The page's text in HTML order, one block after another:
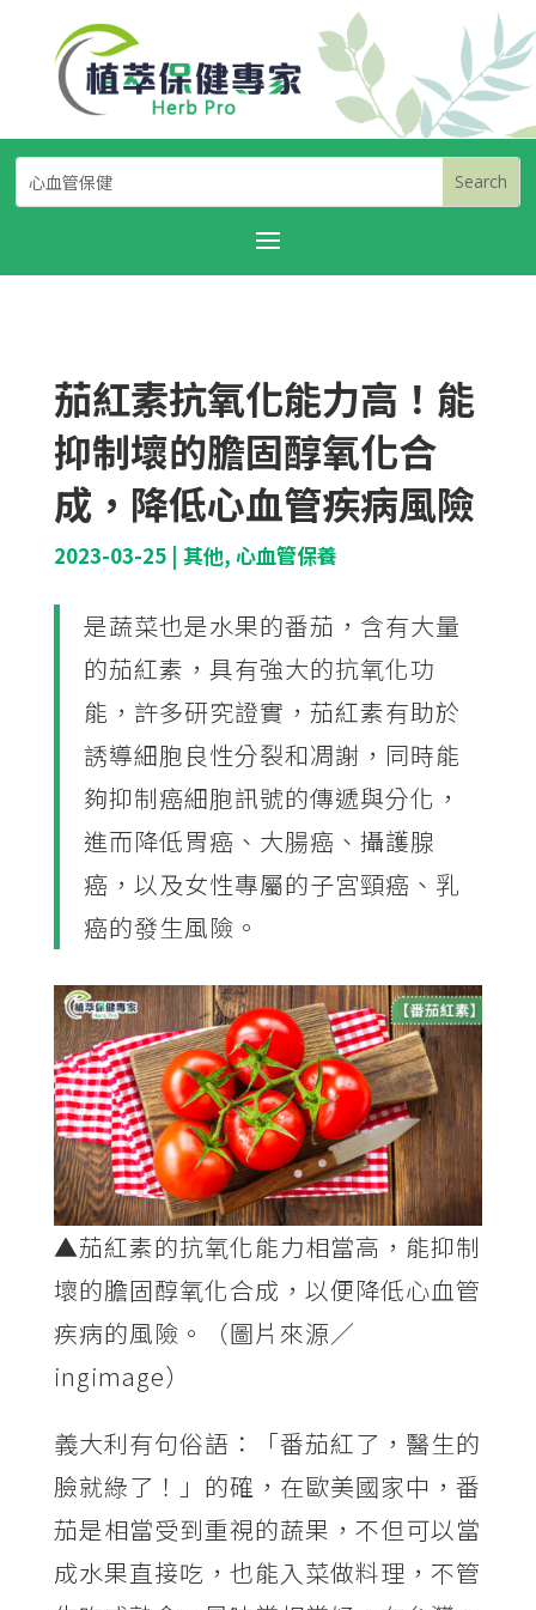
茄紅素抗氧化能力高！能
抑制壞的膽固醇氧化合
成，降低心血管疾病風險
2023-03-25| 其他, 心血管保養
是蔬菜也是水果的番茄，含有大量
的茄紅素，具有強大的抗氧化功
能，許多研究證實，茄紅素有助於
誘導細胞良性分裂和凋謝，同時能
夠抑制癌細胞訊號的傳遞與分化，
進而降低胃癌、大腸癌、攝護腺
癌，以及女性專屬的子宮頸癌、乳
癌的發生風險。
▲茄紅素的抗氧化能力相當高，能抑制
壞的膽固醇氧化合成，以便降低心血管
疾病的風險。（圖片來源／
ingimage）
義大利有句俗語：「番茄紅了，醫生的
臉就綠了！」的確，在歐美國家中，番
茄是相當受到重視的蔬果，不但可以當
成水果直接吃，也能入菜做料理，不管